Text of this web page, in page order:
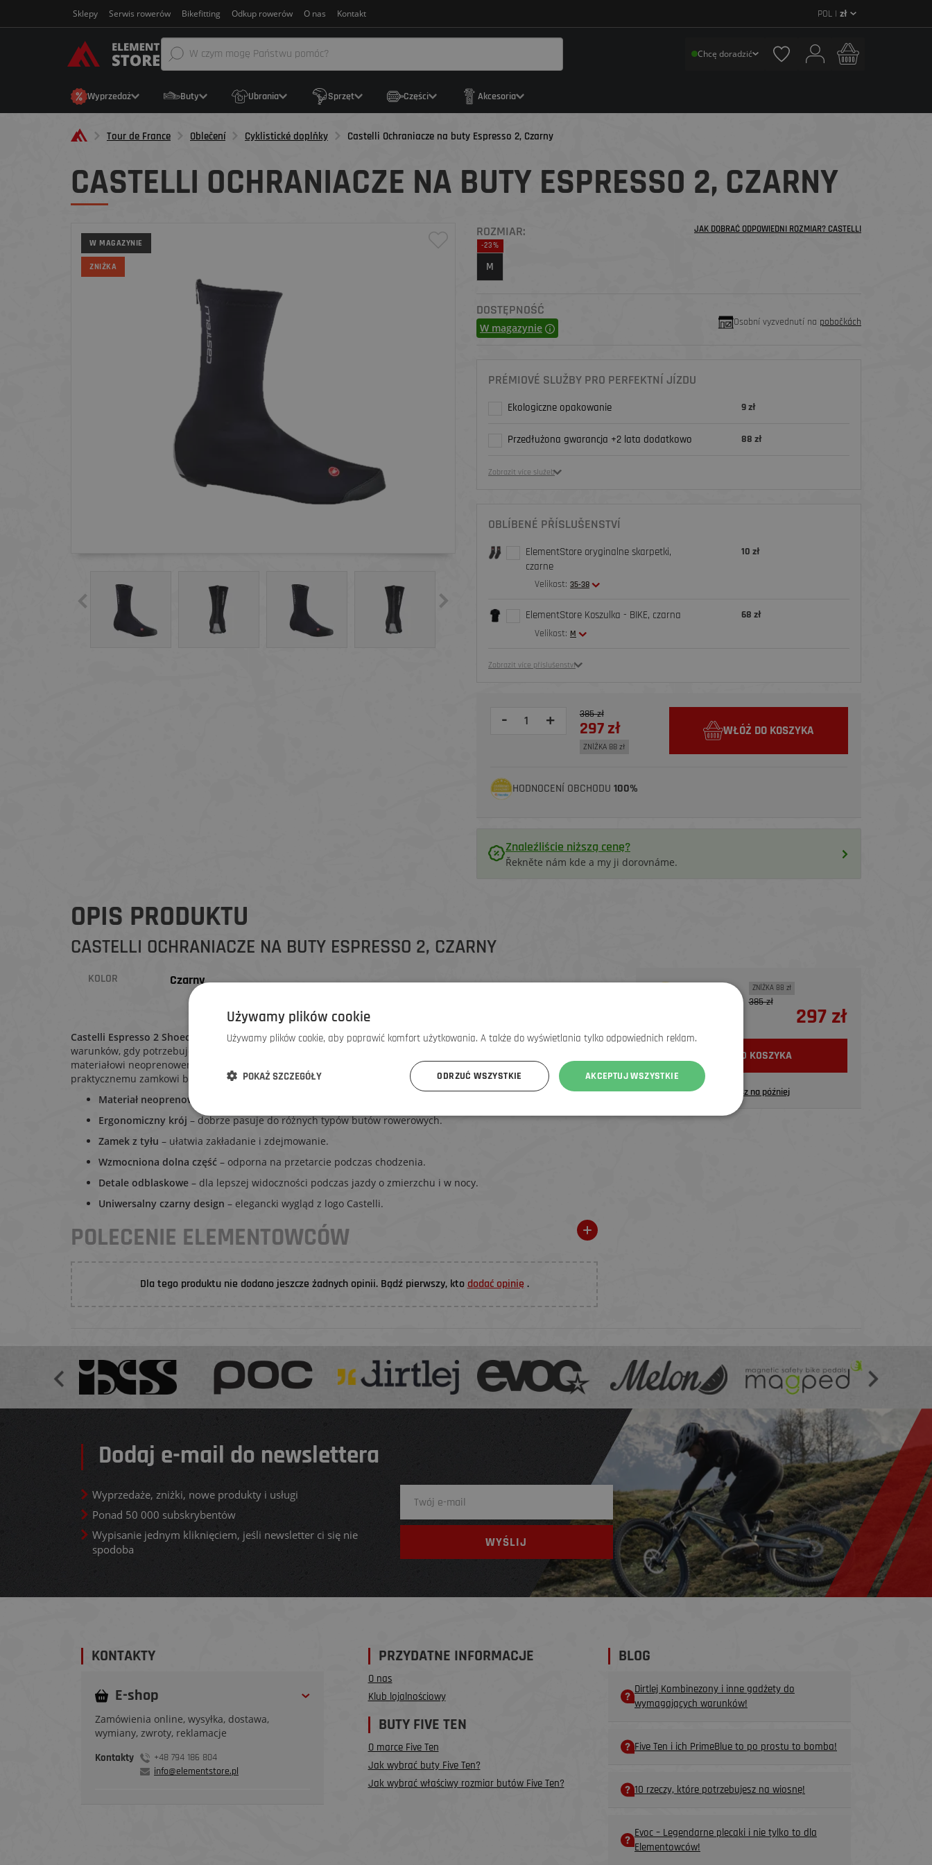
Sklepy Serwis rowerów Bikefitting Odkup rowerów O nas Kontakt POL | zł
Chcę doradzić
Wyprzedaż Buty Ubrania Sprzęt Części Akcesoria
Tour de France Oblečení Cyklistické doplňky Castelli Ochraniacze na buty Espresso 2, Czarny
CASTELLI OCHRANIACZE NA BUTY ESPRESSO 2, CZARNY
W MAGAZYNIE
ZNIŻKA
ROZMIAR: JAK DOBRAĆ ODPOWIEDNI ROZMIAR? CASTELLI
-23%
M
DOSTĘPNOŚĆ
W magazynie Osobní vyzvednutí na pobočkách
PRÉMIOVÉ SLUŽBY PRO PERFEKTNÍ JÍZDU
Ekologiczne opakowanie 9 zł
Przedłużona gwarancja +2 lata dodatkowo 88 zł
Zobrazit více služeb
OBLÍBENÉ PŘÍSLUŠENSTVÍ
ElementStore oryginalne skarpetki,
czarne
Velikost: 35-38
10 zł
ElementStore Koszulka - BIKE, czarna
Velikost: M
68 zł
Zobrazit více příslušenství
- + 385 zł
297 zł
ZNİŻKA 88 zł
WŁÓŻ DO KOSZYKA
HODNOCENÍ OBCHODU 100%
Znaleźliście niższą cenę?
Řekněte nám kde a my ji dorovnáme.
OPIS PRODUKTU
CASTELLI OCHRANIACZE NA BUTY ESPRESSO 2, CZARNY
KOLOR Czarny
Castelli Espresso 2 Shoecover
to uniwersalne ochraniacze na buty rowerowe przeznaczone do chłodnych
warunków, gdy potrzebujesz niezawodnej ochrony przed wiatrem i lekkim deszczem. Dzięki elastycznemu
materiałowi neoprenowemu doskonale pasują, świetnie izolują i łatwo się zakładają oraz zdejmują dzięki
praktycznemu zamkowi błyskawicznemu z tyłu.
Materiał neoprenowy
Ergonomiczny krój – dobrze pasuje do różnych typów butów rowerowych.
Zamek z tyłu – ułatwia zakładanie i zdejmowanie.
Wzmocniona dolna część – odporna na przetarcie podczas chodzenia.
Detale odblaskowe – dla lepszej widoczności podczas jazdy o zmierzchu i w nocy.
Uniwersalny czarny design – elegancki wygląd z logo Castelli.
POLECENIE ELEMENTOWCÓW
Dla tego produktu nie dodano jeszcze żadnych opinii. Bądź pierwszy, kto dodać opinię .
ZNİŻKA 88 zł
385 zł
297 zł
WŁÓŻ DO KOSZYKA
Zapisz na później
Dodaj e-mail do newslettera
Wyprzedaże, zniżki, nowe produkty i usługi
Ponad 50 000 subskrybentów
Wypisanie jednym kliknięciem, jeśli newsletter ci się nie
spodoba
KONTAKTY
E-shop
Zamówienia online, wysyłka, dostawa,
wymiany, zwroty, reklamacje
Kontakty
+48 794 186 804
info@elementstore.pl
PRZYDATNE INFORMACJE
O nas
Klub lojalnościowy
BUTY FIVE TEN
O marce Five Ten
Jak wybrać buty Five Ten?
Jak wybrać właściwy rozmiar butów Five Ten?
BLOG
Dirtlej Kombinezony i inne gadżety do
wymagających warunków!
Five Ten i ich PrimeBlue to po prostu to bomba!
10 rzeczy, które potrzebujesz na wiosnę!
Evoc – Legendarne plecaki i nie tylko to dla
Elementowców!
Używamy plików cookie
Używamy plików cookie, aby poprawić komfort użytkowania. A także do wyświetlania tylko odpowiednich reklam.
AKCEPTUJ WSZYSTKIE
ODRZUĆ WSZYSTKIE
POKAŻ SZCZEGÓŁY